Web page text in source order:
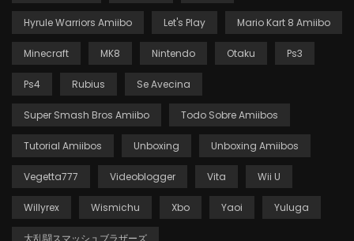
Hyrule Warriors Amiibo Let's Play Mario Kart 8 Amiibo
Minecraft MK8 Nintendo Otaku Ps3
Ps4 Rubius Se Avecina
Super Smash Bros Amiibo Todo Sobre Amiibos
Tutorial Amiibos Unboxing Unboxing Amiibos
Vegetta777 Videoblogger Vita Wii U
Willyrex Wismichu Xbo Yaoi Yuluga